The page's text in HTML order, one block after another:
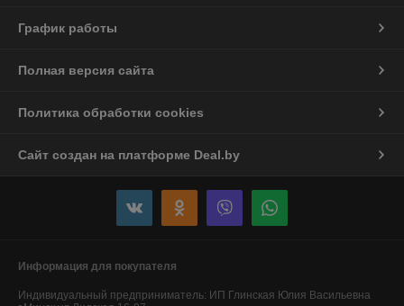
График работы
Полная версия сайта
Политика обработки cookies
Сайт создан на платформе Deal.by
Информация для покупателя
Индивидуальный предприниматель: ИП Глинская Юлия Васильевна